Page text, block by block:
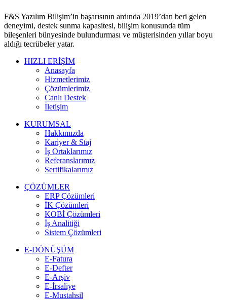
F&S Yazılım Bilişim’in başarısının ardında 2019’dan beri gelen
deneyimi, destek sunma kapasitesi, bilişim konusunda tüm
bileşenleri bünyesinde bulundurması ve müşterisinden yıllar boyu
aldığı tecrübeler yatar.
HIZLI ERİŞİM
Anasayfa
Hizmetlerimiz
Çözümlerimiz
Canlı Destek
İletişim
KURUMSAL
Hakkımızda
Kariyer & Staj
İş Ortaklarımız
Referanslarımız
Sertifikalarımız
ÇÖZÜMLER
ERP Çözümleri
İK Çözümleri
KOBİ Çözümleri
İş Analitiği
Sistem Çözümleri
E-DÖNÜŞÜM
E-Fatura
E-Defter
E-Arşiv
E-İrsaliye
E-Mustahsil